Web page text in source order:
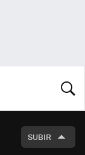
SUBIR